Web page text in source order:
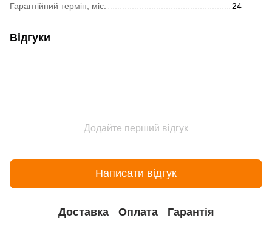
Гарантійний термін, міс. 24
Відгуки
Додайте перший відгук
Написати відгук
Доставка Оплата Гарантія